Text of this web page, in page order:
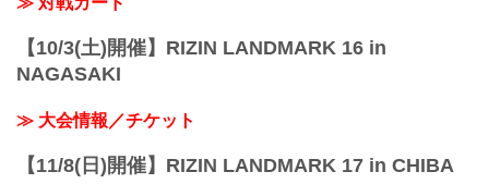
【10/3(土)開催】RIZIN LANDMARK 16 in
NAGASAKI
≫ 大会情報／チケット
【11/8(日)開催】RIZIN LANDMARK 17 in CHIBA